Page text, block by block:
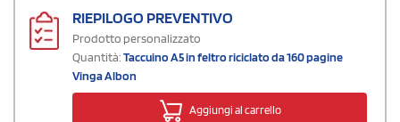
RIEPILOGO PREVENTIVO
Prodotto personalizzato
Quantità:Taccuino A5 in feltro riciclato da 160 pagine
Vinga Albon
Aggiungi al carrello